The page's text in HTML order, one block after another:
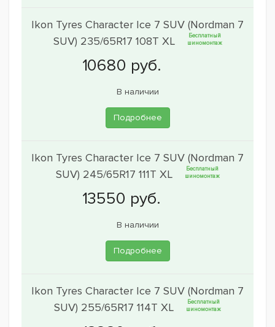
Ikon Tyres Character Ice 7 SUV (Nordman 7
SUV) 235/65R17 108T XL
Бесплатный
шиномонтаж
В наличии
Подробнее
Ikon Tyres Character Ice 7 SUV (Nordman 7
SUV) 245/65R17 111T XL
Бесплатный
шиномонтаж
В наличии
Подробнее
Ikon Tyres Character Ice 7 SUV (Nordman 7
SUV) 255/65R17 114T XL
Бесплатный
шиномонтаж